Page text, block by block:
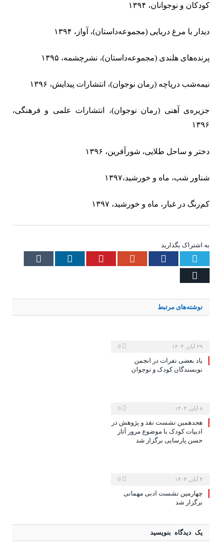
کودکان و نوجوانان، ۱۳۹۴
دیدار با مرغ دریایی (مجموعه‌داستان)، آواز‏ ، ۱۳۹۴
پرنده‌های هلندی (مجموعه‌داستان)، نشرچشمه‏، ۱۳۹۵
نیمه‌شب دریاچه (رمان نوجوان)، انتشارات پیدایش‏، ‏ ۱۳۹۶
جزیره‌ی آهنی (رمان نوجوان)، انتشارات علمی و فرهنگی،
۱۳۹۶
دختر و ساحل طلایی، شورآفرین، ‏ ۱۳۹۶
شناور شب، ماه و خورشید‏،۱۳۹۷
کم‌رنگ در غبار، ماه و خورشید، ‏ ۱۳۹۷
به اشتراک بگذارید
Twitter
Facebook
Google+
Pinterest
LinkedIn
نوشته‌های مرتبط
۲۹ آبان, ۱۴۰۴
یاد بعضی نفرات در انجمن
نویسندگان کودک و نوجوان
۸ آبان, ۱۴۰۴
هجدهمین نشست نقد و پژوهش در
ادبیات کودک با موضوع مرور آثار
حسن پارسایی برگزار شد
۴ آبان, ۱۴۰۴
چهارمین نشست ادبی مهمانی
برگزار شد
یک دیدگاه بنویسید